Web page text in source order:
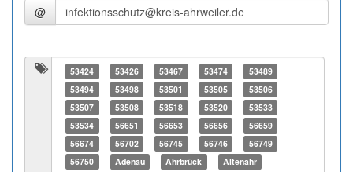
@
53424 53426 53467 53474
53489
53494
53498 53501 53505
53506
53507
53508 53518 53520
53533
53534
56651 56653 56656
56659
56674
56702 56745 56746
56749
56750
Adenau Ahrbrück Altenahr